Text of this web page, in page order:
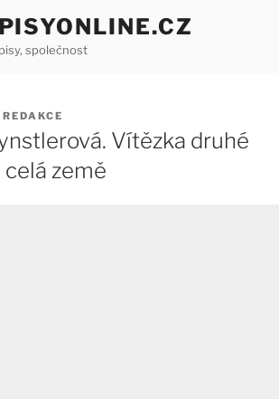
společnost
REDAKCE
Vítězka druhé
země